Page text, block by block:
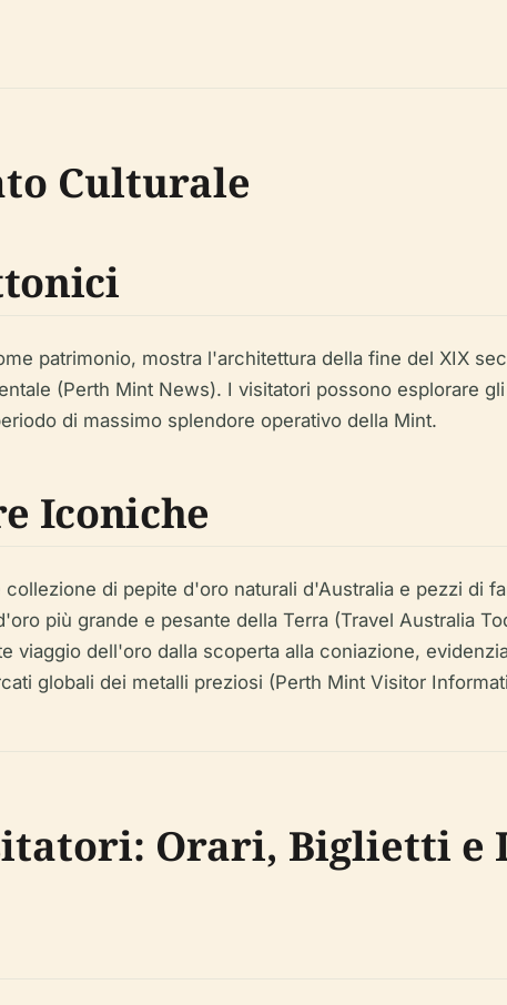
Culturale
patrimonio, mostra l'architettura della fine del XIX
(Perth Mint News). I visitatori possono esplorare
di massimo splendore operativo della Mint.
Iconiche
di pepite d'oro naturali d'Australia e pezzi di
più grande e pesante della Terra (Travel Australia
viaggio dell'oro dalla scoperta alla coniazione,
globali dei metalli preziosi (Perth Mint Visitor
Orari, Biglietti e